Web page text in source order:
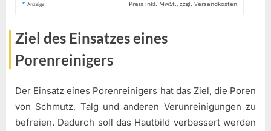
* Anzeige Preis inkl. MwSt., zzgl. Versandkosten
Ziel des Einsatzes eines
Porenreinigers
Der Einsatz eines Porenreinigers hat das Ziel, die Poren
von Schmutz, Talg und anderen Verunreinigungen zu
befreien. Dadurch soll das Hautbild verbessert werden